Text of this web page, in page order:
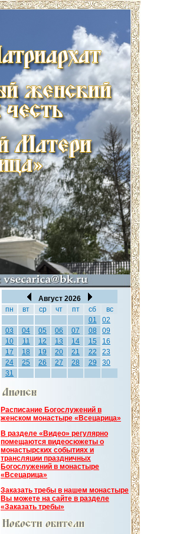
Август 2026
пн
вт ср чт пт сб
вс
01
02
03
04 05 06 07 08
09
10
11 12 13 14 15
16
17
18 19 20 21 22
23
24
25 26 27 28 29
30
31
Расписание Богослужений в
женском монастыре «Всецарица»
В разделе «Видео» регулярно
помещаются видеосюжеты о
монастырских событиях и
трансляции праздничных
Богослужений в монастыре
«Всецарица»
Заказать требы в нашем монастыре
Вы можете на сайте в разделе
«Заказать требы»